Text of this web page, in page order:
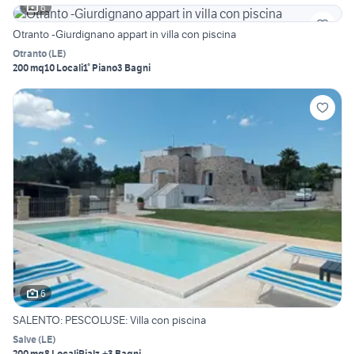
6
Otranto -Giurdignano appart in villa con piscina
Otranto(LE)
200 mq10 Locali1° Piano3 Bagni
6
SALENTO: PESCOLUSE: Villa con piscina
Salve(LE)